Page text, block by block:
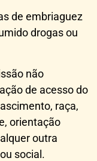
de embriaguez
drogas ou
não
de acesso do
raça,
orientação
outra
social.